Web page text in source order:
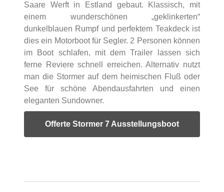
Saare Werft in Estland gebaut. Klassisch, mit
einem wunderschönen „geklinkerten“
dunkelblauen Rumpf und perfektem Teakdeck ist
dies ein Motorboot für Segler. 2 Personen können
im Boot schlafen, mit dem Trailer lassen sich
ferne Reviere schnell erreichen. Alternativ nutzt
man die Stormer auf dem heimischen Fluß oder
See für schöne Abendausfahrten und einen
eleganten Sundowner.
Offerte Stormer 7 Ausstellungsboot